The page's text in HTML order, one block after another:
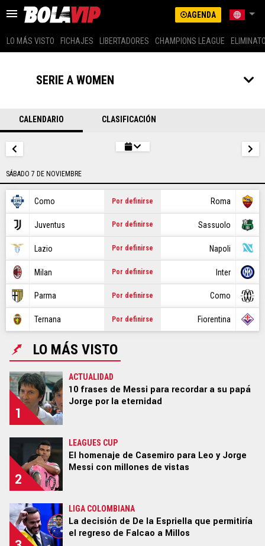
AGENDA
FICHAJES
LIBERTADORES
CHAMPIONS LEAGUE
ELIMINATORIAS
MESSI
CR7
NBA
GAMER
SPOILER
Ediciones: |
BRASIL | COLOMBIA
ECUADOR | CHILE
STAFF | CONTACTO
Futbolcentroamerica
US LATINO (SPANISH)
LO MÁS VISTO FICHAJES LIBERTADORES CHAMPIONS LEAGUE
SERIE A WOMEN
CALENDARIO CLASIFICACIÓN
SÁBADO 7 DE NOVIEMBRE
Como Por definirse Roma
Juventus Por definirse Sassuolo
Lazio Por definirse Napoli
Milan Por definirse Inter
Parma Por definirse Como
Ternana Por definirse Fiorentina
LO MÁS VISTO
1
ACTUALIDAD
10 frases de Messi para recordar a su papá
Jorge por la eternidad
2
LEAGUES CUP
El homenaje de Casemiro para Leo y Jorge
Messi con millones de vistas
LIGA COLOMBIANA
La decisión de De la Espriella que permitiría
el regreso de Falcao a Millos